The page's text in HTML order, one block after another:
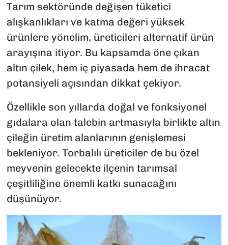
Tarım sektöründe değişen tüketici
alışkanlıkları ve katma değeri yüksek
ürünlere yönelim, üreticileri alternatif ürün
arayışına itiyor. Bu kapsamda öne çıkan
altın çilek, hem iç piyasada hem de ihracat
potansiyeli açısından dikkat çekiyor.
Özellikle son yıllarda doğal ve fonksiyonel
gıdalara olan talebin artmasıyla birlikte altın
çileğin üretim alanlarının genişlemesi
bekleniyor. Torbalılı üreticiler de bu özel
meyvenin gelecekte ilçenin tarımsal
çeşitliliğine önemli katkı sunacağını
düşünüyor.